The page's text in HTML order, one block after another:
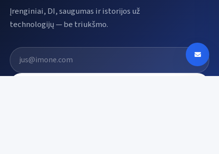
Įrenginiai, DI, saugumas ir istorijos už
technologijų — be triukšmo.
El. pašto adresas